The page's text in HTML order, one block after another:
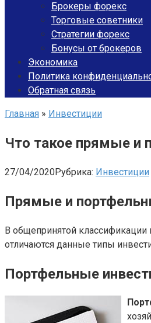
Брокеры форекс
Торговые советники
Стратегии форекс
Бонусы от брокеров
Экономика
Политика
Обратная связь
Главная » Инвестиции
Что такое прямые и
27/04/2020Рубрика: Инвестиции
Прямые и
В общепринятой
отличаются данные типы
Портфельные